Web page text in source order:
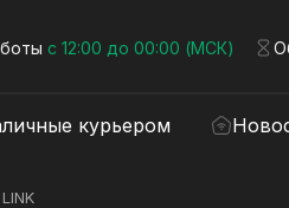
с 12:00 до 00:00 (МСК)
курьером